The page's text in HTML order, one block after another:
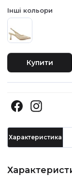
Інші кольори
Купити
Характеристика